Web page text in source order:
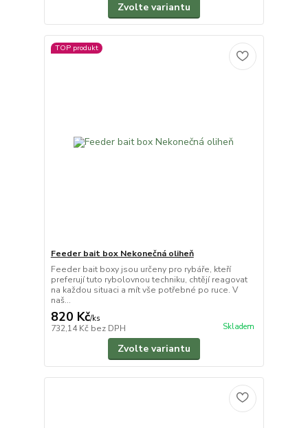
Zvolte variantu
TOP produkt
Feeder bait box Nekonečná oliheň
Feeder bait boxy jsou určeny pro rybáře, kteří
preferují tuto rybolovnou techniku, chtějí reagovat
na každou situaci a mít vše potřebné po ruce. V
naš...
820 Kč/ks
732,14 Kč bez DPH Skladem
Zvolte variantu